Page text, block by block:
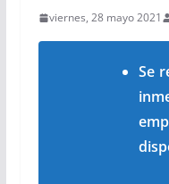
viernes, 28 mayo 2021
Se